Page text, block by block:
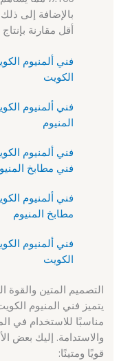
بالإضافة إلى
أقل مقارنة
الكويت
المنيوم
فني مطابخ
مطابخ المنيوم
الكويت
التصميم المتين والقوة
يتميز فني المنيوم
مناسبًا للاستخدام في
والاستدامة. إليك بعض
قويًا ومتينًا: